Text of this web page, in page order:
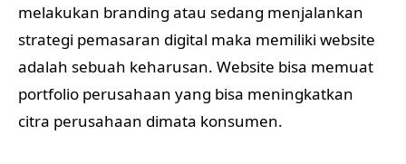
melakukan branding atau sedang menjalankan
strategi pemasaran digital maka memiliki website
adalah sebuah keharusan. Website bisa memuat
portfolio perusahaan yang bisa meningkatkan
citra perusahaan dimata konsumen.